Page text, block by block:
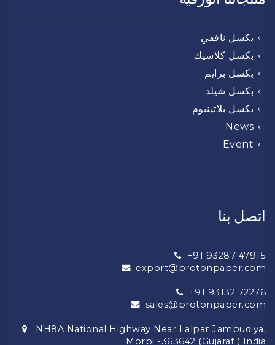
بكسل ناففي
بكسل كلاسيك
بكسل برايم
بكسل شيلد
بكسل بلاتينيوم
News
Event
اتصل بنا
+91 93287 47915
export@protonpaper.com
+91 93132 72276
sales@protonpaper.com
NH8A National Highway Near Lalpar Jambudiya,
Morbi -363642 (Gujarat ) India